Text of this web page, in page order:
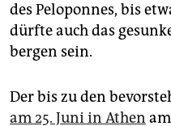
des Peloponnes, bis
dürfte auch das
bergen sein.
Der bis zu den
am 25. Juni in Athen